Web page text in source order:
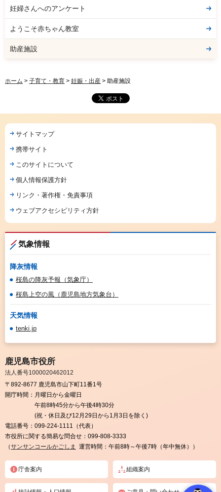
妊婦さんへのアンケート
ようこそ赤ちゃん教室
助産施設
ホーム > 子育て・教育 > 妊娠・出産 > 助産施設
サイトマップ
携帯サイト
このサイトについて
個人情報保護方針
リンク・著作権・免責事項
ウェブアクセシビリティ方針
気象情報
降灰情報
桜島の降灰予報（気象庁）
桜島上空の風（鹿児島地方気象台）
天気情報
tenki.jp
鹿児島市役所
法人番号1000020462012
〒892-8677 鹿児島市山下町11番1号
開庁時間： 月曜日から金曜日
午前8時45分から午後4時30分
(祝・休日及び12月29日から1月3日を除く)
電話番号： 099-224-1111（代表）
市役所に関する簡易な問合せ： 099-808-3333
（サンサンコールかごしま 運営時間：午前8時～午後7時（年中無休））
庁舎案内 組織案内